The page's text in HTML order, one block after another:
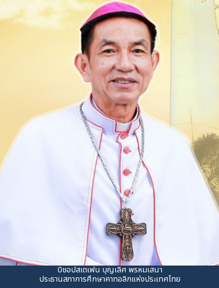
บิชอปสเตเฟน บุญเลิศ พรหมเสนา
ประธานสภาการศึกษาคาทอลิกแห่งประเทศไทย